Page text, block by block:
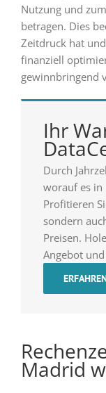
Nutzung und
betragen. Dies
Zeitdruck hat
finanziell
gewinnbringend
Ihr
Durch
worauf es in
Profitieren
sondern
Preisen.
Angebot
Madrid